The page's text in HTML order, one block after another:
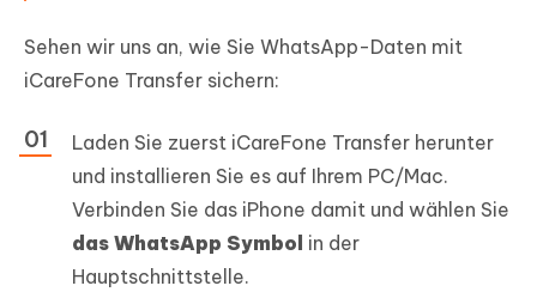
Sehen wir uns an, wie Sie WhatsApp-Daten mit
iCareFone Transfer sichern:
Laden Sie zuerst iCareFone Transfer herunter
und installieren Sie es auf Ihrem PC/Mac.
Verbinden Sie das iPhone damit und wählen Sie
das WhatsApp Symbol in der
Hauptschnittstelle.